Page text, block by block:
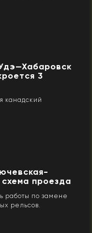
3
канадский
проезда
работы по замене
рельсов.